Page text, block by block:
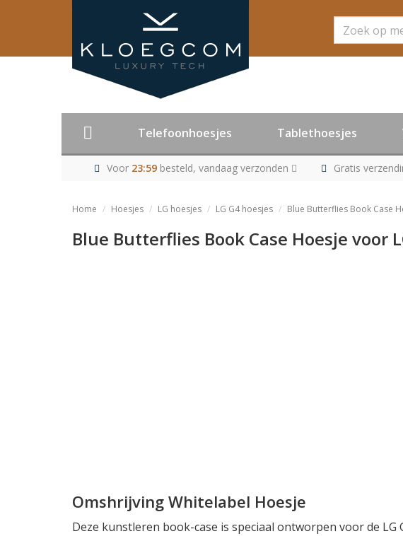
Zoeken
Telefoonhoesjes Tablethoesjes
Voor 23:59besteld, vandaag verzonden Gratis
Home Hoesjes LG hoesjes LG G4 hoesjes Blue Butterflies Book Case
Blue Butterflies Book Case Hoesje voor
Omshrijving Whitelabel Hoesje
Deze kunstleren book-case is speciaal ontworpen voor de LG